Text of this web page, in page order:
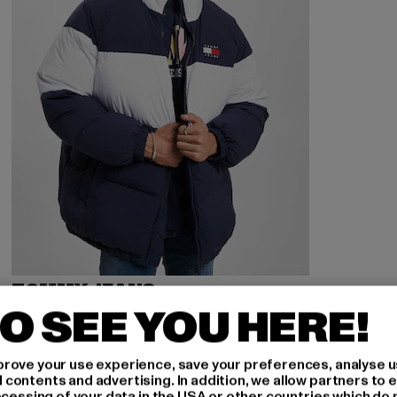
TOMMY JEANS
Tommy Jeans Authentic Serif Puffer
138,00 EUR
Derzeitiger Preis: 138,00 EUR
344,99 EURAktionspreis: 344,99 EUR
SEE YOU HERE!
your use experience, save your preferences, analyse
and advertising. In addition, we allow partners to